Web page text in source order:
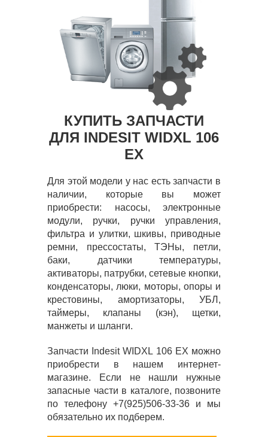
КУПИТЬ ЗАПЧАСТИ
ДЛЯ INDESIT WIDXL 106
EX
Для этой модели у нас есть запчасти в
наличии, которые вы может
приобрести: насосы, электронные
модули, ручки, ручки управления,
фильтра и улитки, шкивы, приводные
ремни, прессостаты, ТЭНы, петли,
баки, датчики температуры,
активаторы, патрубки, сетевые кнопки,
конденсаторы, люки, моторы, опоры и
крестовины, амортизаторы, УБЛ,
таймеры, клапаны (кэн), щетки,
манжеты и шланги.
Запчасти Indesit WIDXL 106 EX можно
приобрести в нашем интернет-
магазине. Если не нашли нужные
запасные части в каталоге, позвоните
по телефону +7(925)506-33-36 и мы
обязательно их подберем.